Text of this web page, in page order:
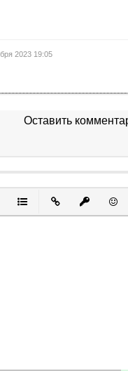
2023 19:05
Оставить
список
Маркированный список
Вставить ссылку
Вставить